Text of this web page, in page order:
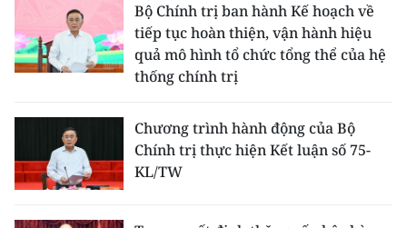
Bộ Chính trị ban hành Kế hoạch về
tiếp tục hoàn thiện, vận hành hiệu
quả mô hình tổ chức tổng thể của hệ
thống chính trị
Chương trình hành động của Bộ
Chính trị thực hiện Kết luận số 75-
KL/TW